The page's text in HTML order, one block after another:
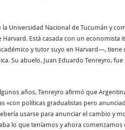
Universidad Nacional de Tucumán y
Está casada con un economista
y tutor suyo en Harvard—, tiene
Su abuelo, Juan Eduardo Tenreyro, fue
años, Tenreyro afirmó que
«con políticas gradualistas pero
usarse para anunciar el cambio y
lo que teníamos y ahora comenzamos